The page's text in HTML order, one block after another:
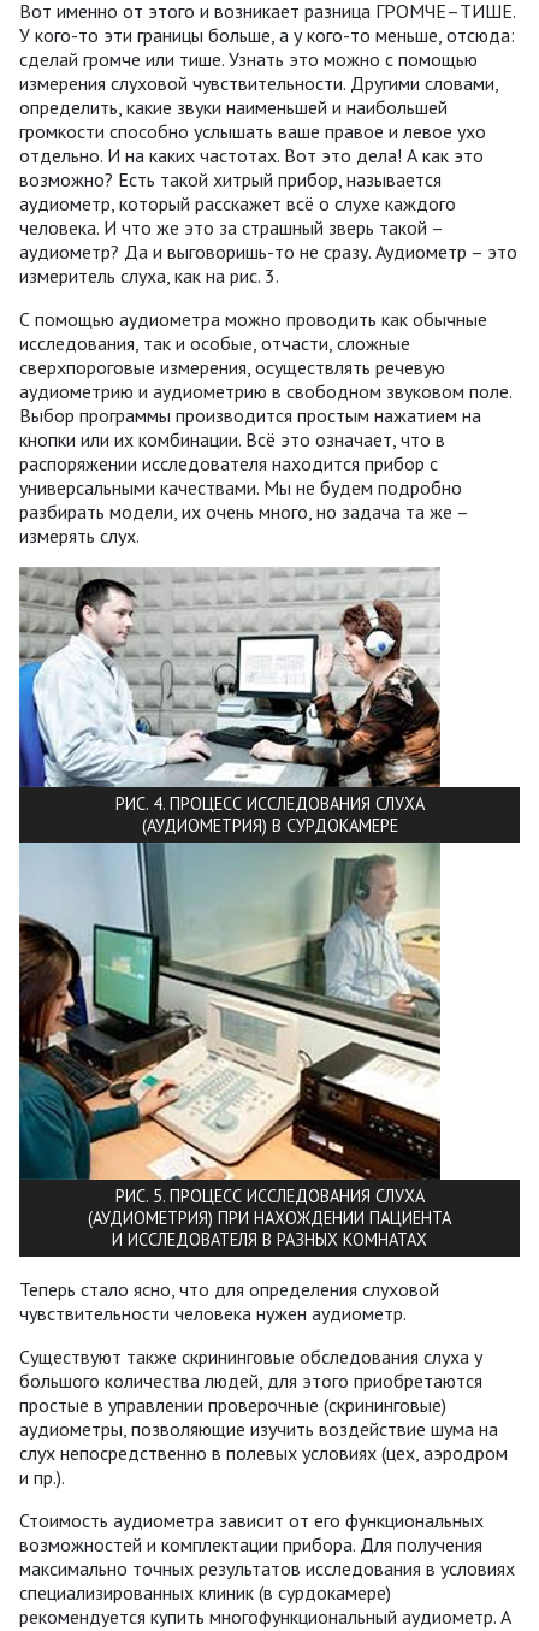
Вот именно от этого и возникает разница ГРОМЧЕ–ТИШЕ.
У кого-то эти границы больше, а у кого-то меньше, отсюда:
сделай громче или тише. Узнать это можно с помощью
измерения слуховой чувствительности. Другими словами,
определить, какие звуки наименьшей и наибольшей
громкости способно услышать ваше правое и левое ухо
отдельно. И на каких частотах. Вот это дела! А как это
возможно? Есть такой хитрый прибор, называется
аудиометр, который расскажет всё о слухе каждого
человека. И что же это за страшный зверь такой –
аудиометр? Да и выговоришь-то не сразу. Аудиометр – это
измеритель слуха, как на рис. 3.
С помощью аудиометра можно проводить как обычные
исследования, так и особые, отчасти, сложные
сверхпороговые измерения, осуществлять речевую
аудиометрию и аудиометрию в свободном звуковом поле.
Выбор программы производится простым нажатием на
кнопки или их комбинации. Всё это означает, что в
распоряжении исследователя находится прибор с
универсальными качествами. Мы не будем подробно
разбирать модели, их очень много, но задача та же –
измерять слух.
РИС. 4. ПРОЦЕСС ИССЛЕДОВАНИЯ СЛУХА
(АУДИОМЕТРИЯ) В СУРДОКАМЕРЕ
РИС. 5. ПРОЦЕСС ИССЛЕДОВАНИЯ СЛУХА
(АУДИОМЕТРИЯ) ПРИ НАХОЖДЕНИИ ПАЦИЕНТА
И ИССЛЕДОВАТЕЛЯ В РАЗНЫХ КОМНАТАХ
Теперь стало ясно, что для определения слуховой
чувствительности человека нужен аудиометр.
Существуют также скрининговые обследования слуха у
большого количества людей, для этого приобретаются
простые в управлении проверочные (скрининговые)
аудиометры, позволяющие изучить воздействие шума на
слух непосредственно в полевых условиях (цех, аэродром
и пр.).
Стоимость аудиометра зависит от его функциональных
возможностей и комплектации прибора. Для получения
максимально точных результатов исследования в условиях
специализированных клиник (в сурдокамере)
рекомендуется купить многофункциональный аудиометр. А